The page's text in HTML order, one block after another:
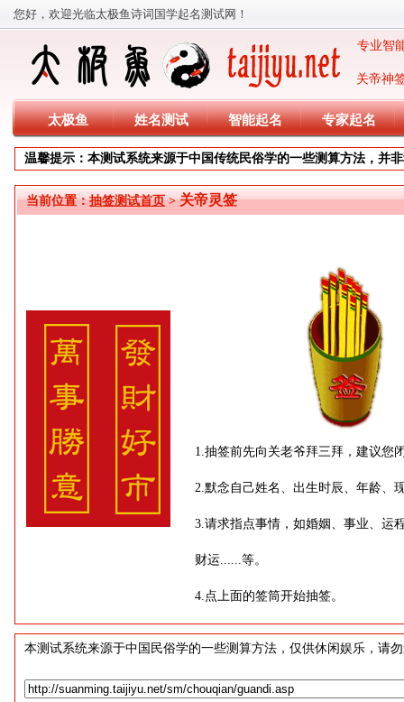
您好，欢迎光临太极鱼诗词国学起名测试网！
关帝神
专业智
太极鱼 姓名测试 智能起名 专家起名
温馨提示：本测试系统来源于中国传统民俗学的一些测算方法，并
当前位置：抽签测试首页>关帝灵签
1.抽签前先向关老爷拜三拜，建议您
2.默念自己姓名、出生时辰、年龄、
3.请求指点事情，如婚姻、事业、运
财运......等。
4.点上面的签筒开始抽签。
本测试系统来源于中国民俗学的一些测算方法，仅供休闲娱乐，请